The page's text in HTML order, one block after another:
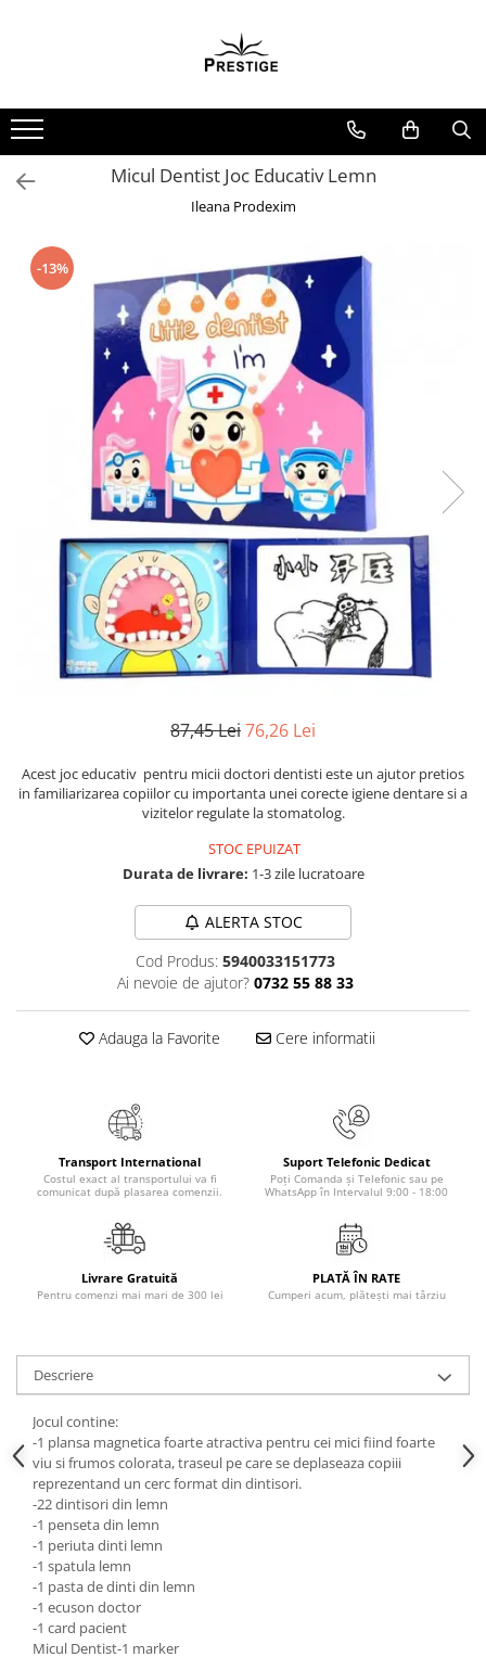
Noutati
Promotii
Pachete Speciale Carti
Spiritualitate - Ezoterism
Arte Divinatorii
Astrologie
Chiromantie
Dezvoltare Spirituala
KidConnection
Minte Corp
New Illuminati Files
Numerologie
Paranormal
Parapsihologie
Audiobook
ReConnect
SelfConnect
Medicina & Farmacie
Starea de bine
Terapii Alternative
Beletristica
Carti pentru Adolescenti, Young
Adult
Crime, Thriller, Mistery
Literatura Romana
Literatura Universala
Poezie
Romane de dragoste, Carti
romantice
Senzatii/Dragoste
Senzatii/Erotic
Micul Dentist Joc Educativ Lemn
Ileana Prodexim
-13%
87,45 Lei76,26 Lei
Acest joc educativ pentru micii doctori dentisti este un ajutor pretios
in familiarizarea copiilor cu importanta unei corecte igiene dentare si a
vizitelor regulate la stomatolog.
STOC EPUIZAT
Durata de livrare: 1-3 zile lucratoare
ALERTA STOC
Cod Produs: 5940033151773
Ai nevoie de ajutor? 0732 55 88 33
Adauga la Favorite Cere informatii
Transport International
Costul exact al transportului va fi
comunicat după plasarea comenzii.
Suport Telefonic Dedicat
Poți Comanda și Telefonic sau pe
WhatsApp în Intervalul 9:00 - 18:00
Livrare Gratuită
Pentru comenzi mai mari de 300 lei
PLATĂ ÎN RATE
Cumperi acum, plătești mai târziu
Descriere
Jocul contine:
-1 plansa magnetica foarte atractiva pentru cei mici fiind foarte
viu si frumos colorata, traseul pe care se deplaseaza copiii
reprezentand un cerc format din dintisori.
-22 dintisori din lemn
-1 penseta din lemn
-1 periuta dinti lemn
-1 spatula lemn
-1 pasta de dinti din lemn
-1 ecuson doctor
-1 card pacient
Micul Dentist-1 marker